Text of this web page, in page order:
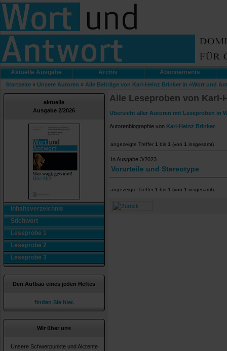
Aktuelle Ausgabe Archiv Abonnements
Startseite » Unsere Autoren » Alle Beiträge von Karl-Heinz Brinker in »Wort und
aktuelle
Ausgabe 2/2026
Inhaltsverzeichnis
Stichwort
Leseprobe 1
Leseprobe 2
Leseprobe 3
Den Aufbau eines jeden Heftes
finden Sie hier.
Wir über uns
Unsere Schwerpunkte und Akzente
Alle Leseproben von Karl-
Übersicht aller Autoren mit Leseproben in
Autorenbiographie von Karl-Heinz Brinker
angezeigte Treffer 1 bis 1 (von 1 insgesamt)
In Ausgabe 3/2023
Vorurteile und Stereotype
angezeigte Treffer 1 bis 1 (von 1 insgesamt)